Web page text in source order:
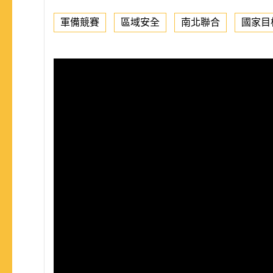
軍備競賽 區域安全 南北聯合 國家目